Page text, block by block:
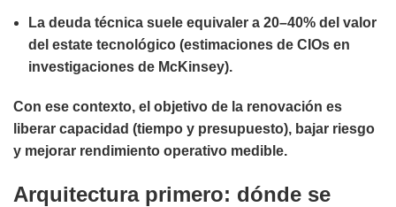
La deuda técnica suele equivaler a 20–40% del valor
del estate tecnológico (estimaciones de CIOs en
investigaciones de McKinsey).
Con ese contexto, el objetivo de la renovación es
liberar capacidad (tiempo y presupuesto), bajar riesgo
y mejorar rendimiento operativo medible.
Arquitectura primero: dónde se